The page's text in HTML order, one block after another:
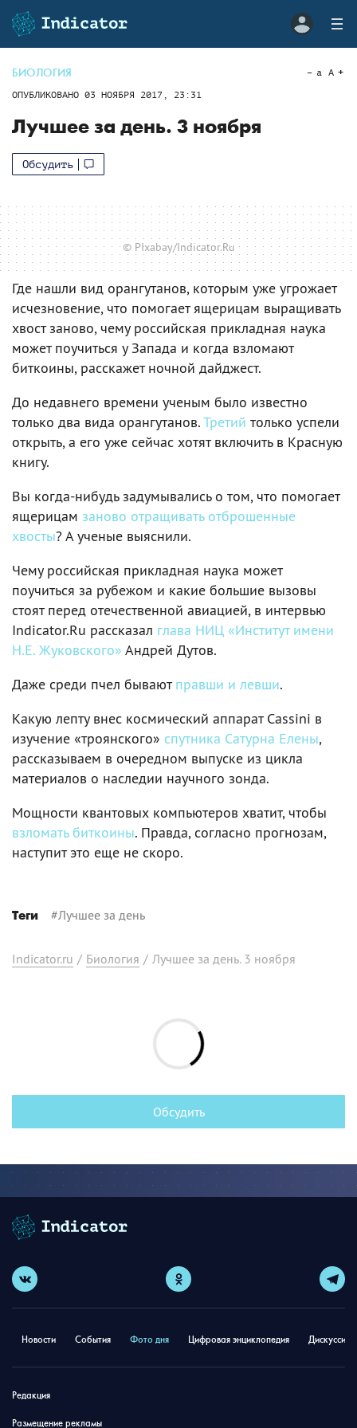
БИОЛОГИЯ
ОПУБЛИКОВАНО 03 НОЯБРЯ 2017, 23:31
a A
Лучшее за день. 3 ноября
Обсудить
© PIxabay/Indicator.Ru
Где нашли вид орангутанов, которым уже угрожает
исчезновение, что помогает ящерицам выращивать
хвост заново, чему российская прикладная наука
может поучиться у Запада и когда взломают
биткоины, расскажет ночной дайджест.
До недавнего времени ученым было известно
только два вида орангутанов.Третий только успели
открыть, а его уже сейчас хотят включить в Красную
книгу.
Вы когда-нибудь задумывались о том, что помогает
ящерицам заново отращивать отброшенные
хвосты? А ученые выяснили.
Чему российская прикладная наука может
поучиться за рубежом и какие большие вызовы
стоят перед отечественной авиацией, в интервью
Indicator.Ru рассказал глава НИЦ «Институт имени
Н.Е. Жуковского» Андрей Дутов.
Даже среди пчел бываютправши и левши.
Какую лепту внес космический аппарат Cassini в
изучение «троянского» спутника Сатурна Елены,
рассказываем в очередном выпуске из цикла
материалов о наследии научного зонда.
Мощности квантовых компьютеров хватит, чтобы
взломать биткоины. Правда, согласно прогнозам,
наступит это еще не скоро.
Теги #Лучшее за день
Indicator.ru / Биология / Лучшее за день. 3 ноября
Обсудить
Новости События Фото дня Цифровая энциклопедия
Редакция
Размещение рекламы